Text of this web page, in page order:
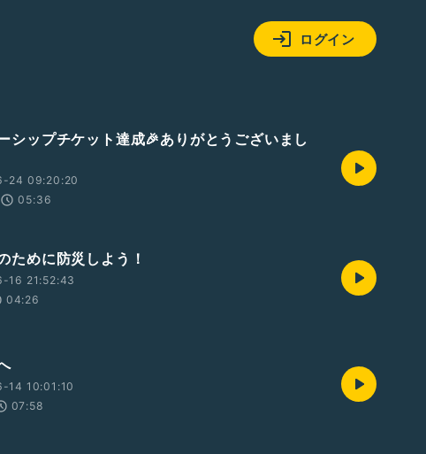
ログイン
シップチケット達成🎉ありがとうございまし
24 09:20:20
05:36
ために防災しよう！
16 21:52:43
04:26
14 10:01:10
07:58